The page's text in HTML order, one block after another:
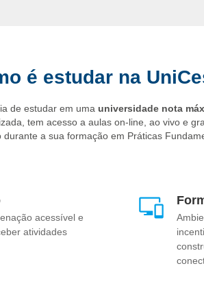
logo sua matrícula e capacite-se com a
é estudar na
de estudar em uma universidade nota
tem acesso a aulas on-line, ao vivo e
a sua formação em Práticas
acessível e
atividades